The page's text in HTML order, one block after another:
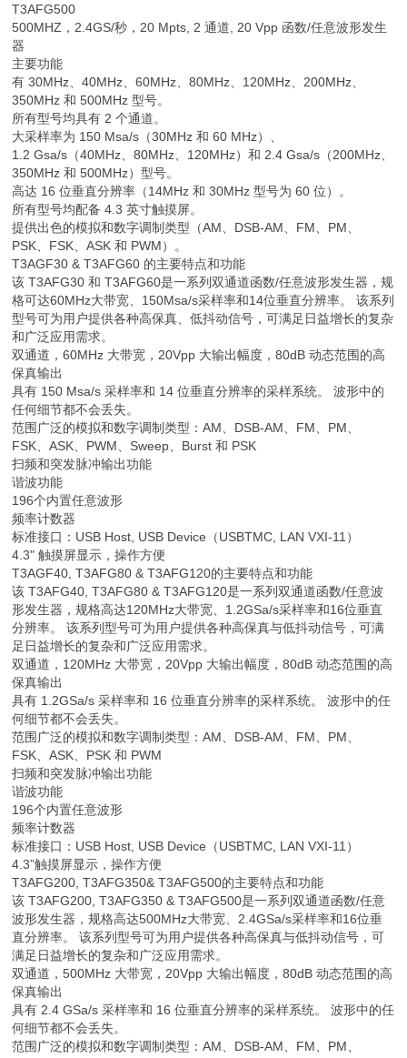
T3AFG500
500MHZ，2.4GS/秒，20 Mpts, 2 通道, 20 Vpp 函数/任意波形发生
器
主要功能
有 30MHz、40MHz、60MHz、80MHz、120MHz、200MHz、
350MHz 和 500MHz 型号。
所有型号均具有 2 个通道。
大采样率为 150 Msa/s（30MHz 和 60 MHz）、
1.2 Gsa/s（40MHz、80MHz、120MHz）和 2.4 Gsa/s（200MHz、
350MHz 和 500MHz）型号。
高达 16 位垂直分辨率（14MHz 和 30MHz 型号为 60 位）。
所有型号均配备 4.3 英寸触摸屏。
提供出色的模拟和数字调制类型（AM、DSB-AM、FM、PM、
PSK、FSK、ASK 和 PWM）。
T3AGF30 & T3AFG60 的主要特点和功能
该 T3AFG30 和 T3AFG60是一系列双通道函数/任意波形发生器，规
格可达60MHz大带宽、150Msa/s采样率和14位垂直分辨率。 该系列
型号可为用户提供各种高保真、低抖动信号，可满足日益增长的复杂
和广泛应用需求。
双通道，60MHz 大带宽，20Vpp 大输出幅度，80dB 动态范围的高
保真输出
具有 150 Msa/s 采样率和 14 位垂直分辨率的采样系统。 波形中的
任何细节都不会丢失。
范围广泛的模拟和数字调制类型：AM、DSB-AM、FM、PM、
FSK、ASK、PWM、Sweep、Burst 和 PSK
扫频和突发脉冲输出功能
谐波功能
196个内置任意波形
频率计数器
标准接口：USB Host, USB Device（USBTMC, LAN VXI-11）
4.3" 触摸屏显示，操作方便
T3AGF40, T3AFG80 & T3AFG120的主要特点和功能
该 T3AFG40, T3AFG80 & T3AFG120是一系列双通道函数/任意波
形发生器，规格高达120MHz大带宽、1.2GSa/s采样率和16位垂直
分辨率。 该系列型号可为用户提供各种高保真与低抖动信号，可满
足日益增长的复杂和广泛应用需求。
双通道，120MHz 大带宽，20Vpp 大输出幅度，80dB 动态范围的高
保真输出
具有 1.2GSa/s 采样率和 16 位垂直分辨率的采样系统。 波形中的任
何细节都不会丢失。
范围广泛的模拟和数字调制类型：AM、DSB-AM、FM、PM、
FSK、ASK、PSK 和 PWM
扫频和突发脉冲输出功能
谐波功能
196个内置任意波形
频率计数器
标准接口：USB Host, USB Device（USBTMC, LAN VXI-11）
4.3”触摸屏显示，操作方便
T3AFG200, T3AFG350& T3AFG500的主要特点和功能
该 T3AFG200, T3AFG350 & T3AFG500是一系列双通道函数/任意
波形发生器，规格高达500MHz大带宽、2.4GSa/s采样率和16位垂
直分辨率。 该系列型号可为用户提供各种高保真与低抖动信号，可
满足日益增长的复杂和广泛应用需求。
双通道，500MHz 大带宽，20Vpp 大输出幅度，80dB 动态范围的高
保真输出
具有 2.4 GSa/s 采样率和 16 位垂直分辨率的采样系统。 波形中的任
何细节都不会丢失。
范围广泛的模拟和数字调制类型：AM、DSB-AM、FM、PM、